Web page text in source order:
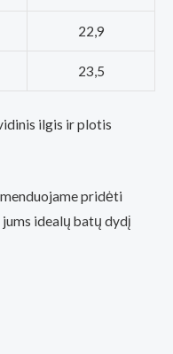
22,9
23,5
ilgis ir plotis
pridėti
idealų batų dydį